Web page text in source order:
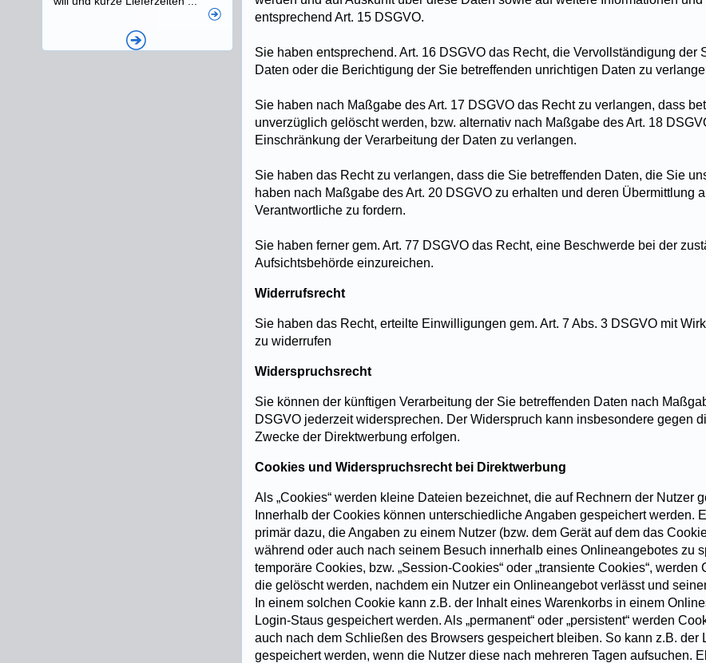
entsprechend Art. 15 DSGVO.
Sie haben entsprechend. Art. 16 DSGVO das Recht, die Vervollständigung der
Daten oder die Berichtigung der Sie betreffenden unrichtigen Daten zu
Sie haben nach Maßgabe des Art. 17 DSGVO das Recht zu verlangen, dass
unverzüglich gelöscht werden, bzw. alternativ nach Maßgabe des Art. 18
Einschränkung der Verarbeitung der Daten zu verlangen.
Sie haben das Recht zu verlangen, dass die Sie betreffenden Daten, die Sie
haben nach Maßgabe des Art. 20 DSGVO zu erhalten und deren Übermittlung
Verantwortliche zu fordern.
Sie haben ferner gem. Art. 77 DSGVO das Recht, eine Beschwerde bei der
Aufsichtsbehörde einzureichen.
Widerrufsrecht
Sie haben das Recht, erteilte Einwilligungen gem. Art. 7 Abs. 3 DSGVO mit
zu widerrufen
Widerspruchsrecht
Sie können der künftigen Verarbeitung der Sie betreffenden Daten nach
DSGVO jederzeit widersprechen. Der Widerspruch kann insbesondere gegen
Zwecke der Direktwerbung erfolgen.
Cookies und Widerspruchsrecht bei Direktwerbung
Als „Cookies“ werden kleine Dateien bezeichnet, die auf Rechnern der Nutzer
Innerhalb der Cookies können unterschiedliche Angaben gespeichert werden.
primär dazu, die Angaben zu einem Nutzer (bzw. dem Gerät auf dem das
während oder auch nach seinem Besuch innerhalb eines Onlineangebotes zu
temporäre Cookies, bzw. „Session-Cookies“ oder „transiente Cookies“, werden
die gelöscht werden, nachdem ein Nutzer ein Onlineangebot verlässt und
In einem solchen Cookie kann z.B. der Inhalt eines Warenkorbs in einem
Login-Staus gespeichert werden. Als „permanent“ oder „persistent“ werden
auch nach dem Schließen des Browsers gespeichert bleiben. So kann z.B. der
gespeichert werden, wenn die Nutzer diese nach mehreren Tagen aufsuchen.